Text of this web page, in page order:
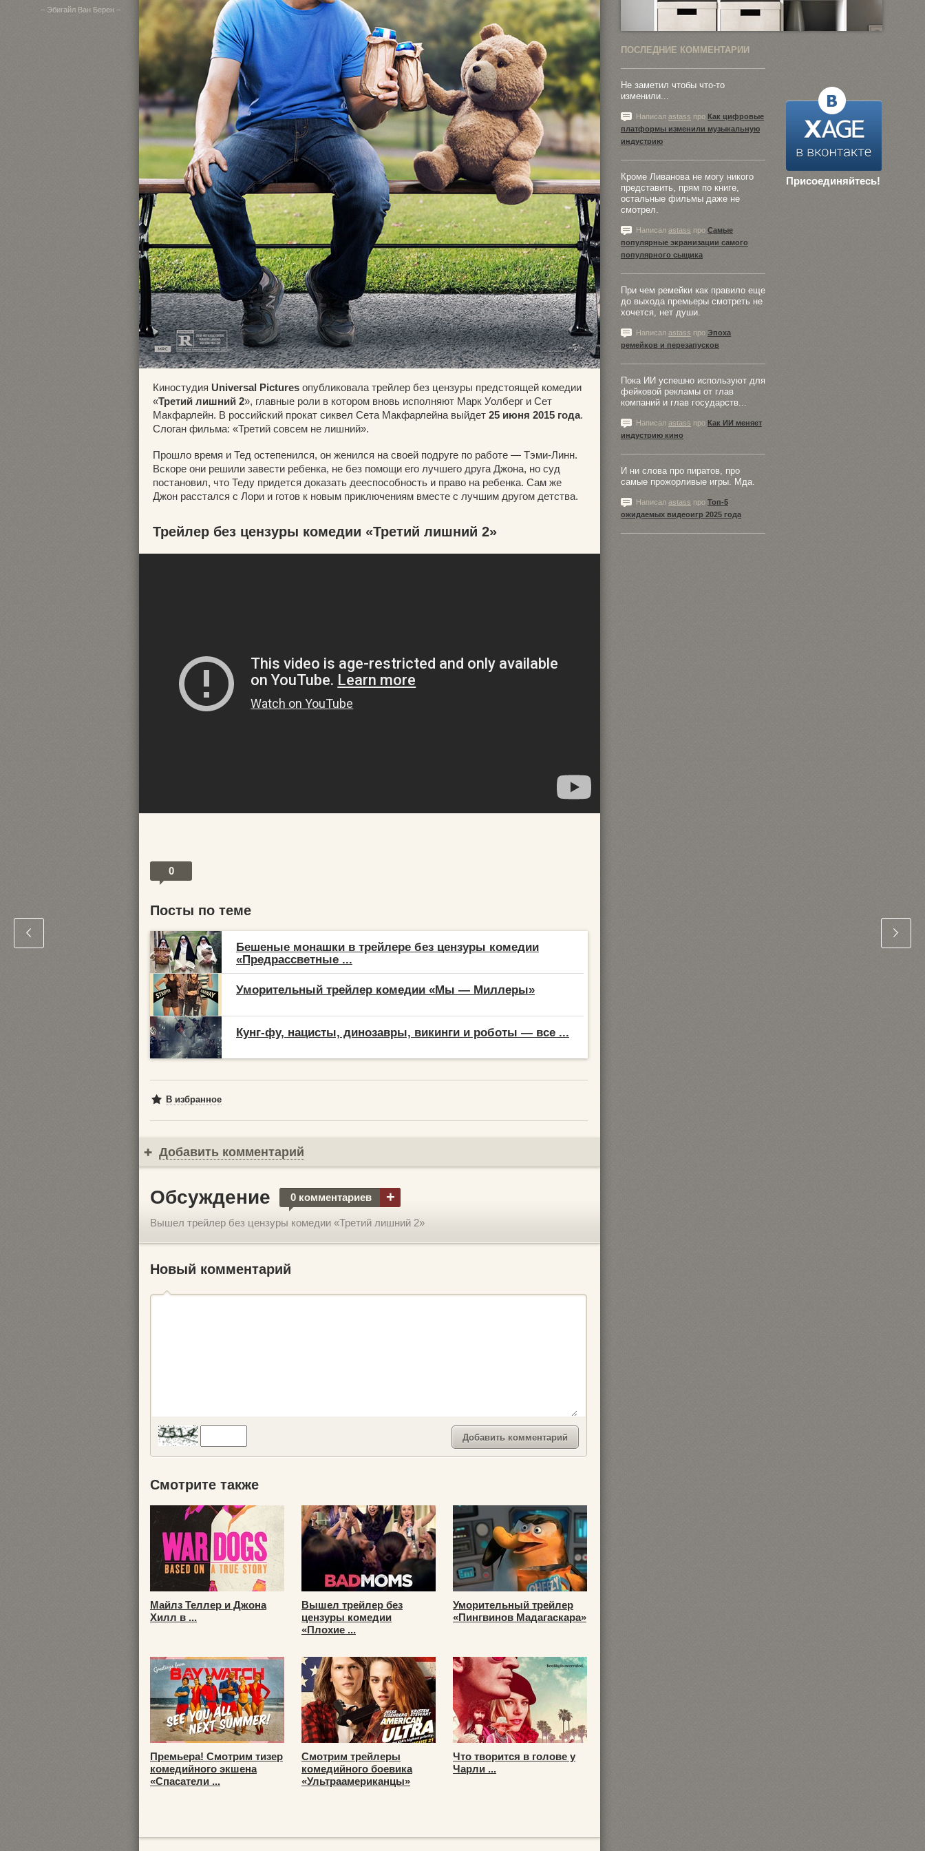
– Эбигайл Ван Берен –
Киностудия Universal Pictures опубликовала трейлер без цензуры предстоящей комедии
«Третий лишний 2», главные роли в котором вновь исполняют Марк Уолберг и Сет
Макфарлейн. В российский прокат сиквел Сета Макфарлейна выйдет 25 июня 2015 года.
Слоган фильма: «Третий совсем не лишний».
Прошло время и Тед остепенился, он женился на своей подруге по работе — Тэми-Линн.
Вскоре они решили завести ребенка, не без помощи его лучшего друга Джона, но суд
постановил, что Теду придется доказать дееспособность и право на ребенка. Сам же
Джон расстался с Лори и готов к новым приключениям вместе с лучшим другом детства.
Трейлер без цензуры комедии «Третий лишний 2»
0
Посты по теме
Бешеные монашки в трейлере без цензуры комедии
«Предрассветные ...
Уморительный трейлер комедии «Мы — Миллеры»
Кунг-фу, нацисты, динозавры, викинги и роботы — все ...
В избранное
Добавить комментарий
Обсуждение 0 комментариев +
Вышел трейлер без цензуры комедии «Третий лишний 2»
Новый комментарий
Смотрите также
Майлз Теллер и Джона
Хилл в ...
Вышел трейлер без
цензуры комедии
«Плохие ...
Уморительный трейлер
«Пингвинов Мадагаскара»
Премьера! Смотрим тизер
комедийного экшена
«Спасатели ...
Смотрим трейлеры
комедийного боевика
«Ультраамериканцы»
Что творится в голове у
Чарли ...
ПОСЛЕДНИЕ КОММЕНТАРИИ
Присоединяйтесь!
Не заметил чтобы что-то
изменили...
Написал astass про Как цифровые
платформы изменили музыкальную
индустрию
Кроме Ливанова не могу никого
представить, прям по книге,
остальные фильмы даже не
смотрел.
Написал astass про Самые
популярные экранизации самого
популярного сыщика
При чем ремейки как правило еще
до выхода премьеры смотреть не
хочется, нет души.
Написал astass про Эпоха
ремейков и перезапусков
Пока ИИ успешно используют для
фейковой рекламы от глав
компаний и глав государств...
Написал astass про Как ИИ меняет
индустрию кино
И ни слова про пиратов, про
самые прожорливые игры. Мда.
Написал astass про Топ-5
ожидаемых видеоигр 2025 года